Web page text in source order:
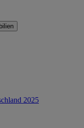
2025